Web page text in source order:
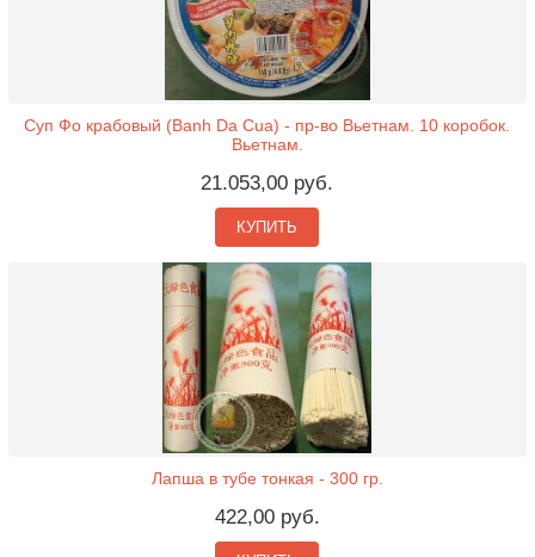
Суп Фо крабовый (Banh Da Cua) - пр-во Вьетнам. 10 коробок.
Вьетнам.
21.053,00 руб.
КУПИТЬ
Лапша в тубе тонкая - 300 гр.
422,00 руб.